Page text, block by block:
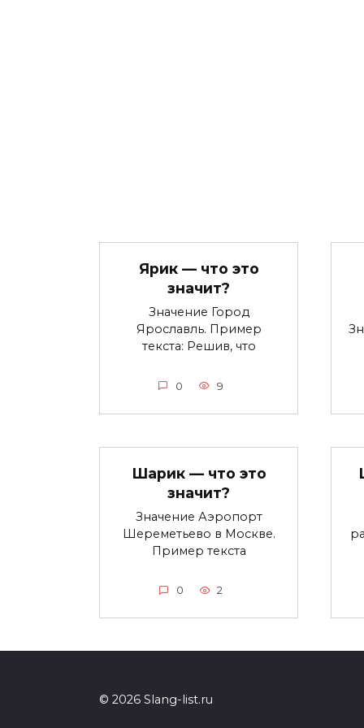
Ярик — что это
значит?
Значение Город
Ярославль. Пример
текста: Решив, что
0 9
Шарик — что это
значит?
Значение Аэропорт
Шереметьево в Москве.
Пример текста
0 2
© 2026 Slang-list.ru